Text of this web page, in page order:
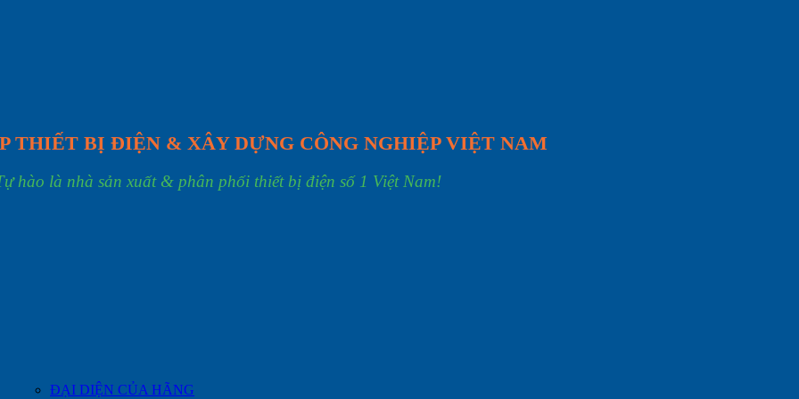
THIẾT BỊ ĐIỆN & XÂY DỰNG CÔNG NGHIỆP VIỆT NAM
hào là nhà sản xuất & phân phối thiết bị điện số 1 Việt Nam!
ĐẠI DIỆN CỦA HÃNG